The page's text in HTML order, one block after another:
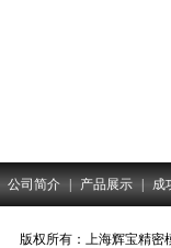
公司简介 产品展示 成
版权所有：上海辉宝精密